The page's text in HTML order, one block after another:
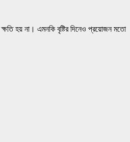
হয় না। এমনকি বৃষ্টির দিনেও প্রয়োজন মতো